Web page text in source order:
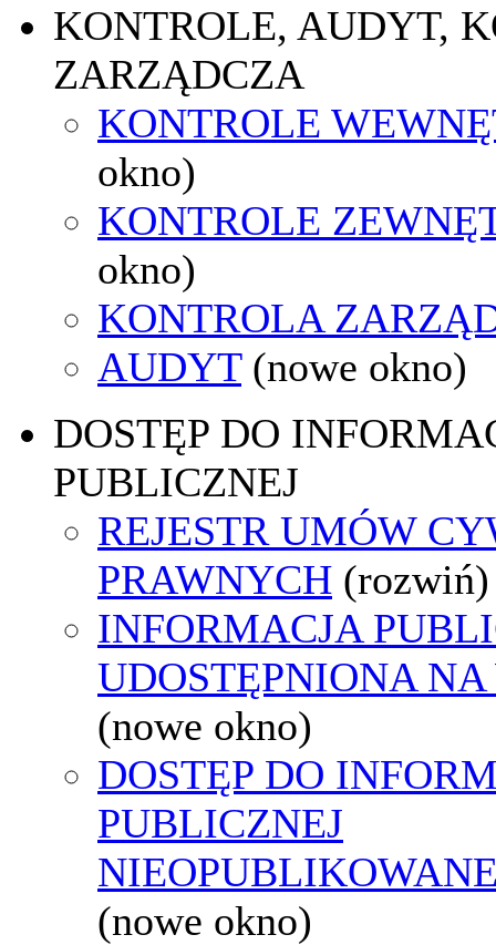
KONTROLE, AUDYT,
ZARZĄDCZA
KONTROLE
okno)
KONTROLE
okno)
KONTROLA
AUDYT (nowe okno)
DOSTĘP DO
PUBLICZNEJ
REJESTR UMÓW
PRAWNYCH (rozwiń)
INFORMACJA
UDOSTĘPNIONA
(nowe okno)
DOSTĘP DO
PUBLICZNEJ
(nowe okno)